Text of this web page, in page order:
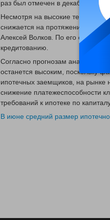
раз был отмечен в декабре 2018
Несмотря на высокие темпы
снижается на протяжении
Алексей Волков. По его словам,
кредитованию.
Согласно прогнозам
останется высоким, поскольку
ипотечных заемщиков, на рынке
снижение платежеспособности
требований к ипотеке по
В июне средний размер